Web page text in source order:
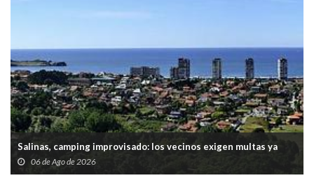
Salinas, camping improvisado: los vecinos exigen multas ya
06 de Ago de 2026